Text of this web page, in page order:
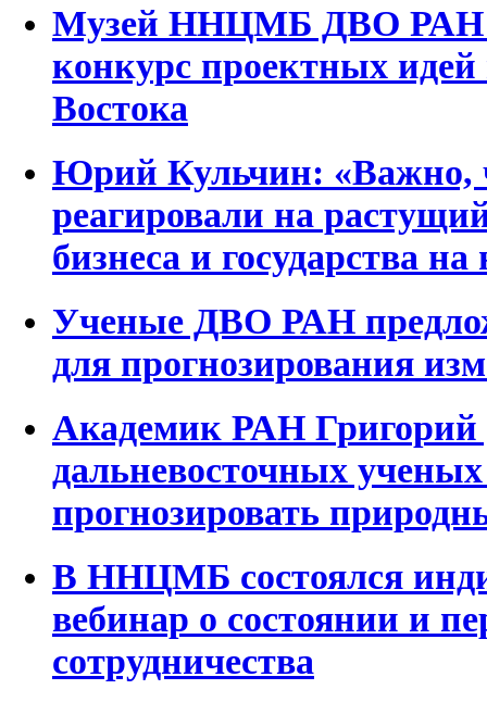
Музей ННЦМБ ДВО РАН
конкурс проектных идей
Востока
Юрий Кульчин: «Важно,
реагировали на
бизнеса и государства
Ученые ДВО РАН
для прогнозирования
Академик РАН Григорий
дальневосточных
прогнозировать
В ННЦМБ состоялся
вебинар о состоянии и
сотрудничества